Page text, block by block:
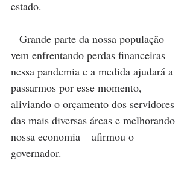
estado.
– Grande parte da nossa população
vem enfrentando perdas financeiras
nessa pandemia e a medida ajudará a
passarmos por esse momento,
aliviando o orçamento dos servidores
das mais diversas áreas e melhorando
nossa economia – afirmou o
governador.